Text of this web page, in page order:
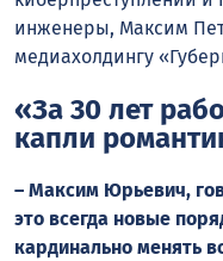
инженеры, Максим
медиахолдингу
«За 30 лет
капли
– Максим Юрьевич,
это всегда новые
кардинально менять